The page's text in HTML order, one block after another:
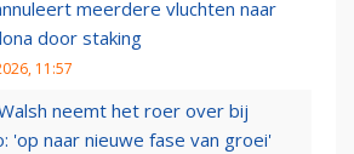
meerdere vluchten naar
door staking
11:57
neemt het roer over bij
'op naar nieuwe fase van groei'